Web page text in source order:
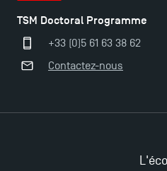
Mobilité sortante
TSM obtient la
TSM Doctoral Programme
+33 (0)5 61 63 38 62
Contactez-nous